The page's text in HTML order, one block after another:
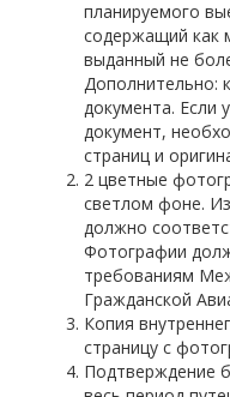
планируемого
содержащий как
выданный не
Дополнительно:
документа. Если
документ,
страниц и
2 цветные
светлом фоне.
должно
Фотографии
требованиям
Гражданской
Копия
страницу с
Подтверждение